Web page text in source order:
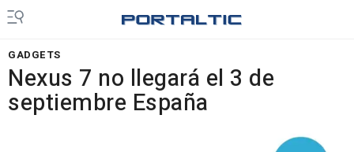
GADGETS
Nexus 7 no llegará el 3 de
septiembre España